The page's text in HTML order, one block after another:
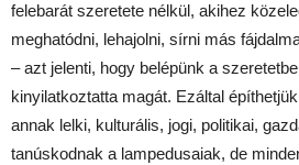
felebarát szeretete nélkül, akihez
meghatódni, lehajolni, sírni más
– azt jelenti, hogy belépünk a
kinyilatkoztatta magát. Ezáltal
annak lelki, kulturális, jogi, politikai,
tanúskodnak a lampedusaiak, de